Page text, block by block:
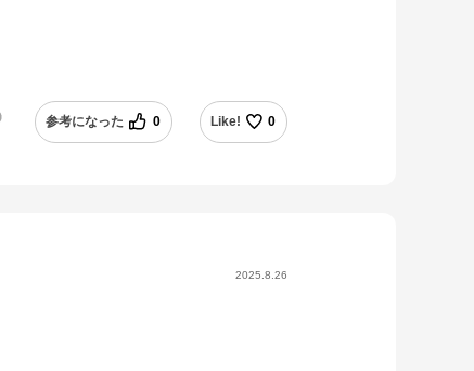
参考になった 0 Like! 0
2025.8.26